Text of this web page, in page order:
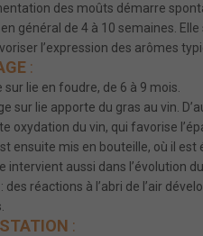
des moûts démarre
général de 4 à 10 semaines.
l’expression des arômes
:
sur lie en foudre, de 6 à 9 mois.
sur lie apporte du gras au vin.
oxydation du vin, qui favorise
ensuite mis en bouteille, où il
intervient aussi dans l’évolution
des réactions à l’abri de l’air
: